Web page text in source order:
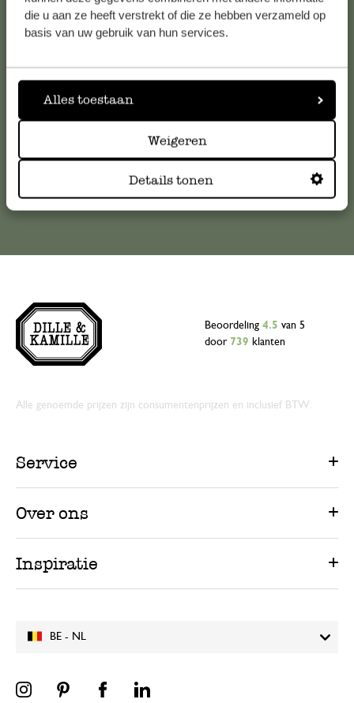
die u aan ze heeft verstrekt of die ze hebben verzameld op
basis van uw gebruik van hun services.
Alles toestaan
Weigeren
Details tonen
Voor vragen, tips of hulp kun je contact opnemen met onze
meestgestelde vragen
klantenservice@dille-kamille.com
BE - NL
Beoordeling 4.5 van 5
door 739 klanten
Alle genoemde prijzen zijn consumentenprijzen en inclusief BTW.
Service
Over ons
Inspiratie